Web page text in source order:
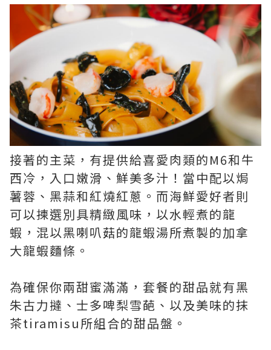
接著的主菜，有提供給喜愛肉類的M6和牛
西冷，入口嫩滑、鮮美多汁！當中配以焗
薯蓉、黑蒜和紅燒紅蔥。而海鮮愛好者則
可以揀選別具精緻風味，以水輕煮的龍
蝦，混以黑喇叭菇的龍蝦湯所煮製的加拿
大龍蝦麵條。
為確保你兩甜蜜滿滿，套餐的甜品就有黑
朱古力撻、士多啤梨雪葩、以及美味的抹
茶tiramisu所組合的甜品盤。